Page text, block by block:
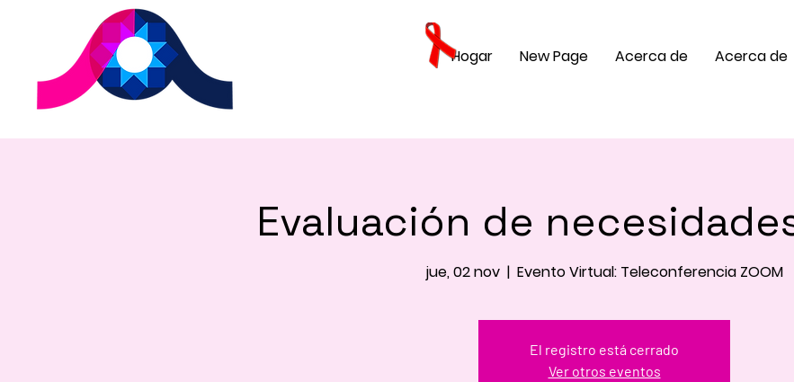
Hogar New Page Acerca de Acerca de
Evaluación de
jue, 02 nov
  |
Evento Virtual: Teleconferencia ZOOM
El registro está cerrado
Ver otros eventos